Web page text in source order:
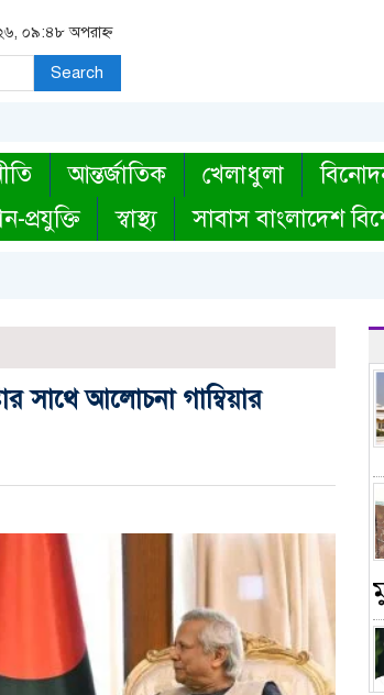
০৯:৪৮ অপরাহ্ন
Search
আন্তর্জাতিক খেলাধুলা
প্রযুক্তি স্বাস্থ্য সাবাস বাংলাদেশ
সাথে আলোচনা গাম্বিয়ার